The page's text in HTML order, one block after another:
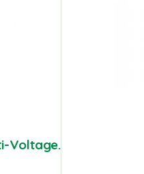
Voltage.